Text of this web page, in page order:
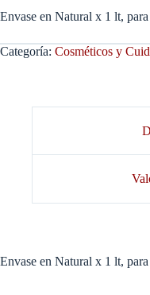
Envase en Natural x 1 lt,
Categoría: Cosméticos y
Envase en Natural x 1 lt,